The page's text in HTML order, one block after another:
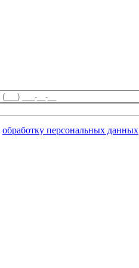
обработку персональных данных